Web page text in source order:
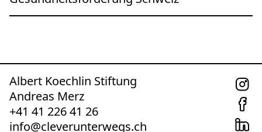
Albert Koechlin Stiftung
Andreas Merz
+41 41 226 41 26
info@cleverunterwegs.ch